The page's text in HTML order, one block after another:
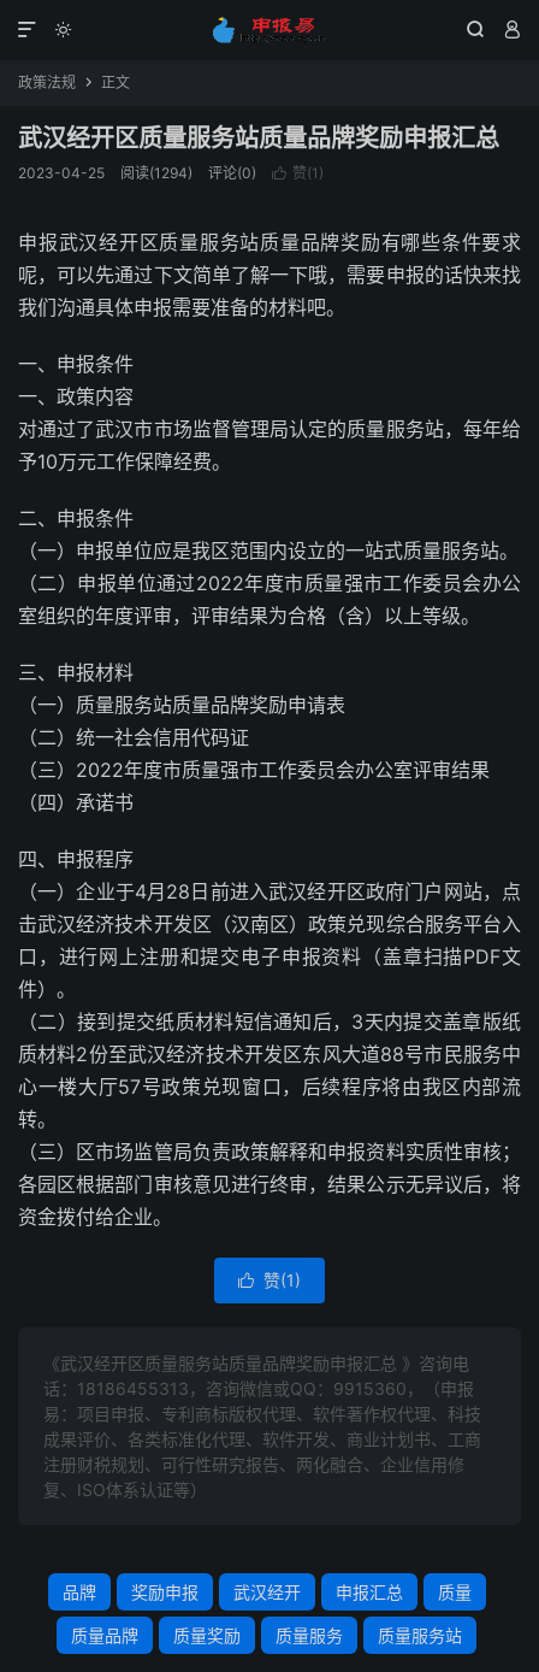
  

政策法规  正文
武汉经开区质量服务站质量品牌奖励申报汇总
2023-04-25 阅读(1294) 评论(0)  赞(1 )
申报武汉经开区质量服务站质量品牌奖励有哪些条件要求
呢，可以先通过下文简单了解一下哦，需要申报的话快来找
我们沟通具体申报需要准备的材料吧。
一、申报条件
一、政策内容
对通过了武汉市市场监督管理局认定的质量服务站，每年给
予10万元工作保障经费。
二、申报条件
（一）申报单位应是我区范围内设立的一站式质量服务站。
（二）申报单位通过2022年度市质量强市工作委员会办公
室组织的年度评审，评审结果为合格（含）以上等级。
三、申报材料
（一）质量服务站质量品牌奖励申请表
（二）统一社会信用代码证
（三）2022年度市质量强市工作委员会办公室评审结果
（四）承诺书
四、申报程序
（一）企业于4月28日前进入武汉经开区政府门户网站，点
击武汉经济技术开发区（汉南区）政策兑现综合服务平台入
口，进行网上注册和提交电子申报资料（盖章扫描PDF文
件）。
（二）接到提交纸质材料短信通知后，3天内提交盖章版纸
质材料2份至武汉经济技术开发区东风大道88号市民服务中
心一楼大厅57号政策兑现窗口，后续程序将由我区内部流
转。
（三）区市场监管局负责政策解释和申报资料实质性审核；
各园区根据部门审核意见进行终审，结果公示无异议后，将
资金拨付给企业。
 赞(1)
《武汉经开区质量服务站质量品牌奖励申报汇总 》咨询电
话： 18186455313 ，咨询微信或QQ：9915360，（申报
易：项目申报、专利商标版权代理、软件著作权代理、科技
成果评价、各类标准化代理、软件开发、商业计划书、工商
注册财税规划、可行性研究报告、两化融合、企业信用修
复、ISO体系认证等）
品牌 奖励申报 武汉经开 申报汇总 质量
质量品牌 质量奖励 质量服务 质量服务站